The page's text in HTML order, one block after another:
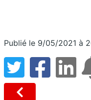
Publié le 9/05/2021 à